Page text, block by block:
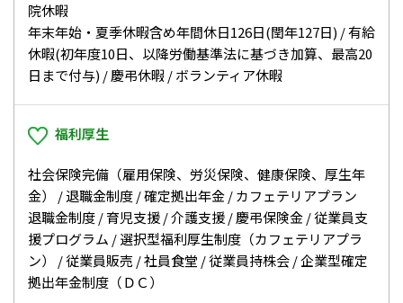
院休暇
年末年始・夏季休暇含め年間休日126日(閏年127日) / 有給
休暇(初年度10日、以降労働基準法に基づき加算、最高20
日まで付与) / 慶弔休暇 / ボランティア休暇
福利厚生
社会保険完備（雇用保険、労災保険、健康保険、厚生年
金） / 退職金制度 / 確定拠出年金 / カフェテリアプラン
退職金制度 / 育児支援 / 介護支援 / 慶弔保険金 / 従業員支
援プログラム / 選択型福利厚生制度（カフェテリアプラ
ン） / 従業員販売 / 社員食堂 / 従業員持株会 / 企業型確定
拠出年金制度（ＤＣ）